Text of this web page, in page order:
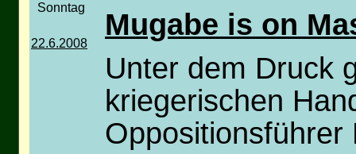
Sonntag
22.6.2008
Mugabe is on
Unter dem Druck
kriegerischen
Oppositionsführer